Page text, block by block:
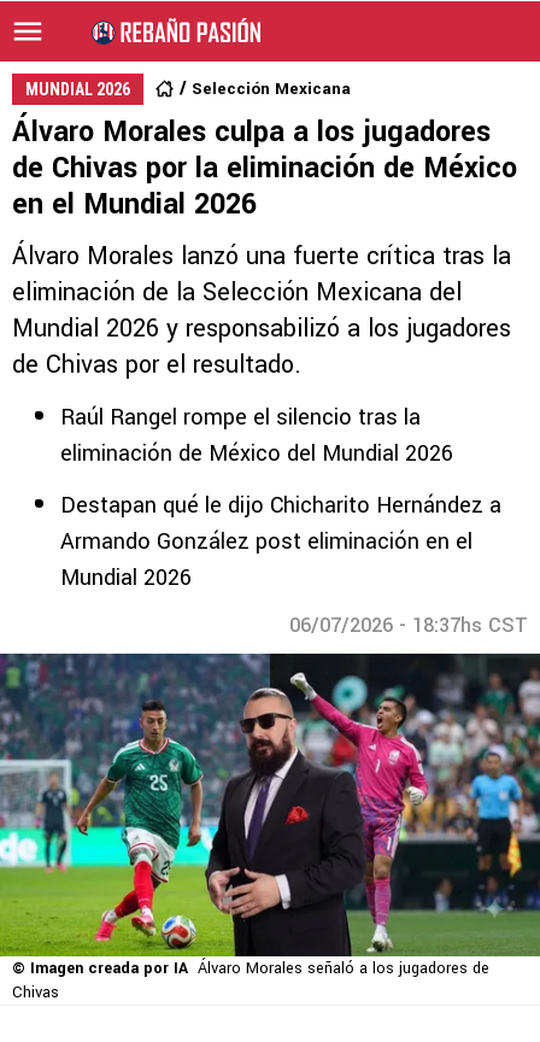
MUNDIAL 2026 Selección Mexicana
Álvaro Morales culpa a los jugadores
de Chivas por la eliminación de México
en el Mundial 2026
Álvaro Morales lanzó una fuerte crítica tras la
eliminación de la Selección Mexicana del
Mundial 2026 y responsabilizó a los jugadores
de Chivas por el resultado.
Raúl Rangel rompe el silencio tras la
eliminación de México del Mundial 2026
Destapan qué le dijo Chicharito Hernández a
Armando González post eliminación en el
Mundial 2026
06/07/2026 - 18:37hs CST
© Imagen creada por IA Álvaro Morales señaló a los jugadores de
Chivas